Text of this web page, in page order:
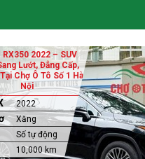
RX350 2022 – SUV
Lướt, Đẳng Cấp,
Chợ Ô Tô Số 1 Hà
Nội
2022
Xăng
Số tự động
10,000 km